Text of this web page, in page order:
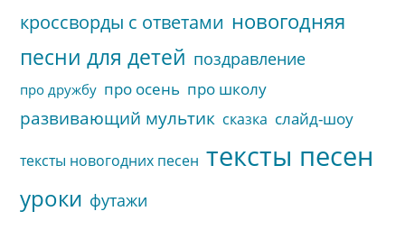
кроссворды с ответами новогодняя
песни для детей поздравление
про дружбу про осень про школу
развивающий мультик сказка слайд-шоу
тексты новогодних песен тексты песен
уроки футажи